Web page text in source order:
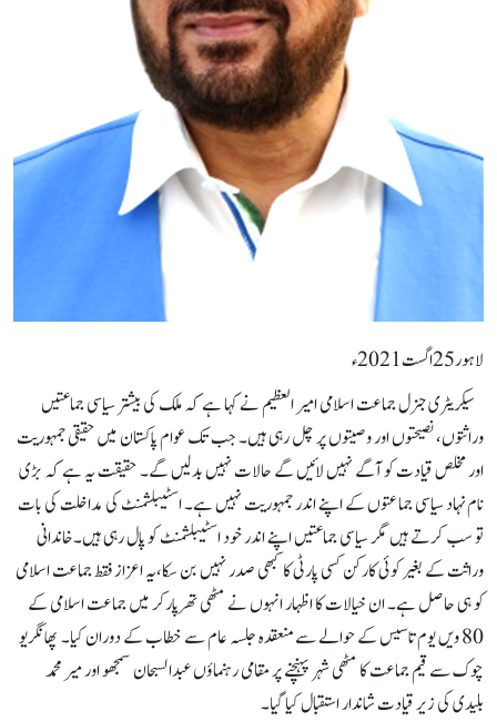
لاہور25اگست2021ء
سیکریٹری جنرل جماعت اسلامی امیر العظیم نے کہا ہے کہ ملک کی بیشتر سیاسی جماعتیں
وراثتوں، نصیحتوں اور وصیتوں پر چل رہی ہیں۔ جب تک عوام پاکستان میں حقیقی جمہوریت
اور مخلص قیادت کو آگے نہیں لائیں گے حالات نہیں بدلیں گے۔ حقیقت یہ ہے کہ بڑی
نام نہاد سیاسی جماعتوں کے اپنے اندر جمہوریت نہیں ہے۔ اسٹیبلشمنٹ کی مداخلت کی بات
تو سب کرتے ہیں مگر سیاسی جماعتیں اپنے اندر خود اسٹیبلشمنٹ کو پال رہی ہیں۔خاندانی
وراثت کے بغیر کوئی کارکن کسی پارٹی کا کبھی صدر نہیں بن سکا،یہ اعزاز فقط جماعت اسلامی
کو ہی حاصل ہے۔ ان خیالات کا اظہار انہوں نے مٹھی تھرپارکر میں جماعت اسلامی کے
80 ویں یوم تاسیس کے حوالے سے منعقدہ جلسہ عام سے خطاب کے دوران کیا۔ پھانگریو
چوک سے قیم جماعت کا مٹھی شہر پہنچنے پر مقامی رہنماؤں عبدالسبحان سمجھو اور میر محمد
بلیدی کی زیر قیادت شاندار استقبال کیا گیا۔